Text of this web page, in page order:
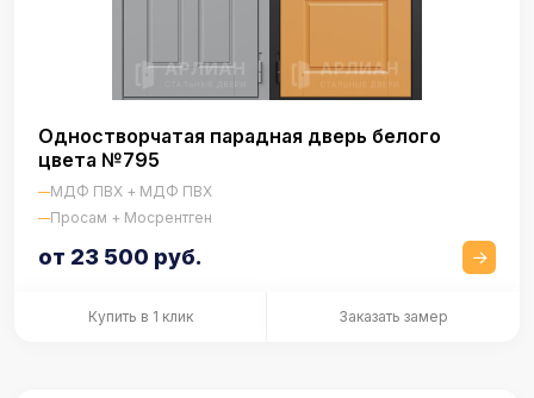
Одностворчатая парадная дверь белого
цвета №795
МДФ ПВХ + МДФ ПВХ
Просам + Мосрентген
от 23 500 руб.
Купить в 1 клик Заказать замер